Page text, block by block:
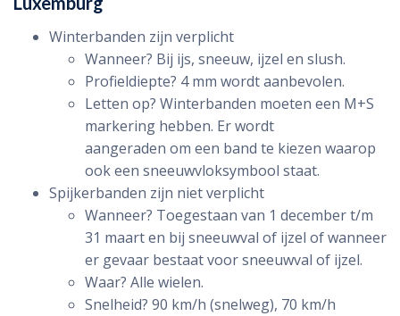
Winterbanden zijn verplicht
Wanneer? Bij ijs, sneeuw, ijzel en slush.
Profieldiepte? 4 mm wordt aanbevolen.
Letten op? Winterbanden moeten een M+S
markering hebben. Er wordt
aangeraden om een band te kiezen waarop
ook een sneeuwvloksymbool staat.
Spijkerbanden zijn niet verplicht
Wanneer? Toegestaan van 1 december t/m
31 maart en bij sneeuwval of ijzel of wanneer
er gevaar bestaat voor sneeuwval of ijzel.
Waar? Alle wielen.
Snelheid? 90 km/h (snelweg), 70 km/h